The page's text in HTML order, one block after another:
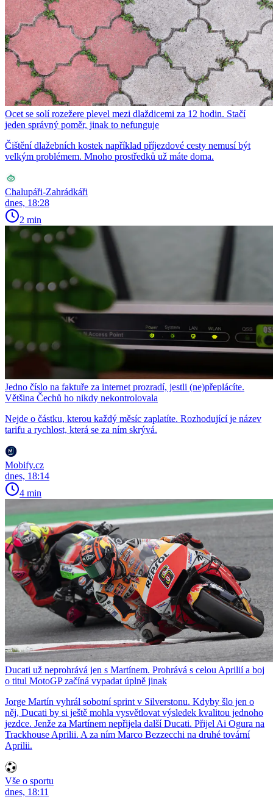
Ocet se solí rozežere plevel mezi dlaždicemi za 12 hodin. Stačí
jeden správný poměr, jinak to nefunguje
Čištění dlažebních kostek například příjezdové cesty nemusí být
velkým problémem. Mnoho prostředků už máte doma.
Chalupáři-Zahrádkáři
dnes, 18:28
2 min
Jedno číslo na faktuře za internet prozradí, jestli (ne)přeplácíte.
Většina Čechů ho nikdy nekontrolovala
Nejde o částku, kterou každý měsíc zaplatíte. Rozhodující je název
tarifu a rychlost, která se za ním skrývá.
Mobify.cz
dnes, 18:14
4 min
Ducati už neprohrává jen s Martínem. Prohrává s celou Aprilií a boj
o titul MotoGP začíná vypadat úplně jinak
Jorge Martín vyhrál sobotní sprint v Silverstonu. Kdyby šlo jen o
něj, Ducati by si ještě mohla vysvětlovat výsledek kvalitou jednoho
jezdce. Jenže za Martínem nepřijela další Ducati. Přijel Ai Ogura na
Trackhouse Aprilii. A za ním Marco Bezzecchi na druhé tovární
Aprilii.
Vše o sportu
dnes, 18:11